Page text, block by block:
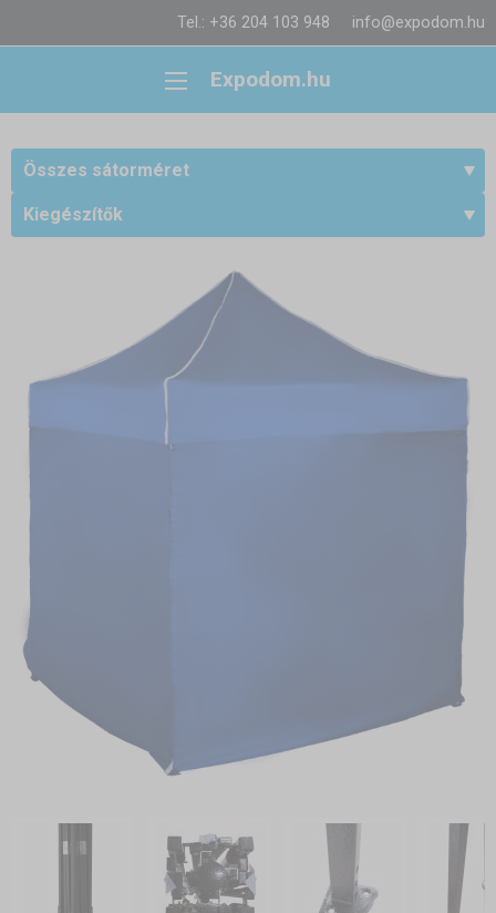
Tel.: +36 204 103 948 info@expodom.hu
Expodom.hu
Összes sátorméret
Kiegészítők